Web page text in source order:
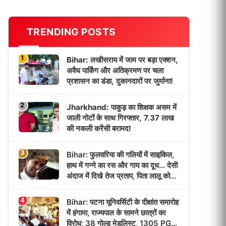
TRENDING POSTS
1
Bihar: लखीसराय में जाम पर बड़ा एक्शन,
अवैध पार्किंग और अतिक्रमण पर चला
प्रशासन का डंडा, दुकानदारों पर जुर्माना!
2
Jharkhand: पाकुड़ का शिक्षक असम में
जाली नोटों के साथ गिरफ्तार, 7.37 लाख
की नकली करेंसी बरामद!
3
Bihar: फुलवरिया की गलियों में साइकिल,
हाथ में गन्ने का रस और गाय का दूध… देसी
अंदाज में दिखे तेज प्रताप, पिता लालू को
4
Bihar: पटना यूनिवर्सिटी के दीक्षांत समारोह
में हंगामा, राज्यपाल के सामने छात्रों का
विरोध; 38 गोल्ड मेडलिस्ट, 1305 PG